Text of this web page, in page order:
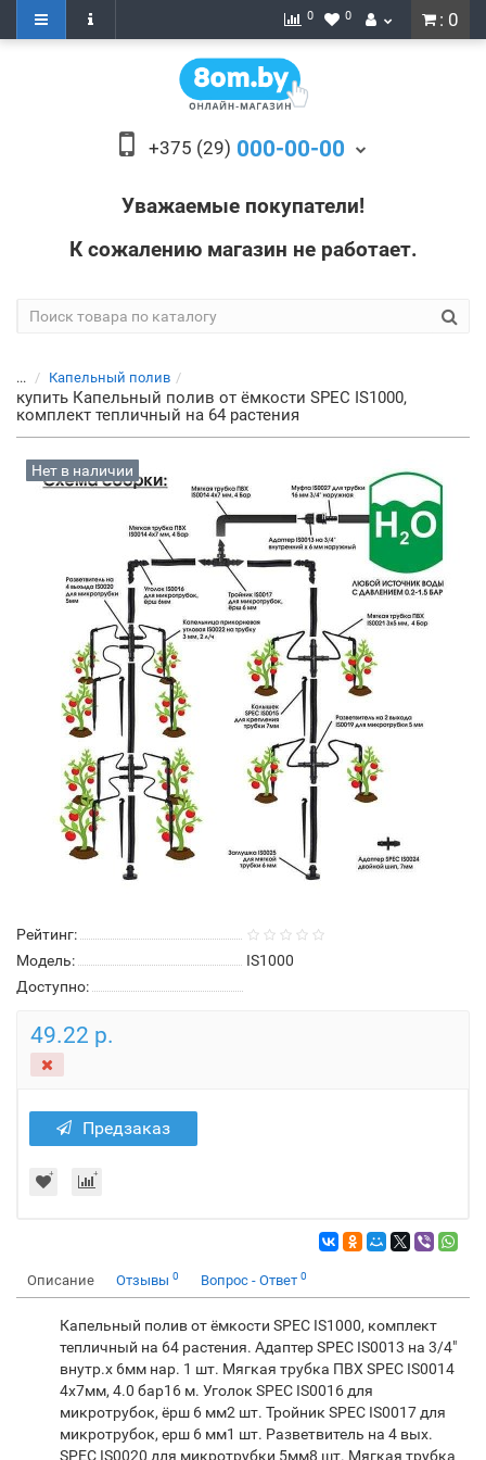
: 0
0 0
+375 (29) 000-00-00
Уважаемые покупатели!
К сожалению магазин не работает.
... Капельный полив
купить Капельный полив от ёмкости SPEC IS1000,
комплект тепличный на 64 растения
Нет в наличии
Рейтинг:
Модель:
IS1000
Доступно:
49.22 р.
Предзаказ
Описание Отзывы 0 Вопрос - Ответ 0
Капельный полив от ёмкости SPEC IS1000, комплект
тепличный на 64 растения. Адаптер SPEC IS0013 на 3/4"
внутр.x 6мм нар. 1 шт. Мягкая трубка ПВХ SPEC IS0014
4х7мм, 4.0 бар16 м. Уголок SPEC IS0016 для
микротрубок, ёрш 6 мм2 шт. Тройник SPEC IS0017 для
микротрубок, ерш 6 мм1 шт. Разветвитель на 4 вых.
SPEC IS0020 для микротрубки 5мм8 шт. Мягкая трубка